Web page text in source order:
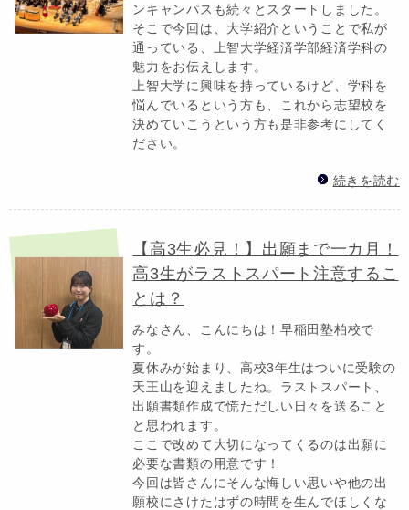
ンキャンパスも続々とスタートしました。
そこで今回は、大学紹介ということで私が
通っている、上智大学経済学部経済学科の
魅力をお伝えします。
上智大学に興味を持っているけど、学科を
悩んでいるという方も、これから志望校を
決めていこうという方も是非参考にしてく
ださい。
続きを読む
【高3生必見！】出願まで一カ月！
高3生がラストスパート注意するこ
とは？
みなさん、こんにちは！早稲田塾柏校で
す。
夏休みが始まり、高校3年生はついに受験の
天王山を迎えましたね。ラストスパート、
出願書類作成で慌ただしい日々を送ること
と思われます。
ここで改めて大切になってくるのは出願に
必要な書類の用意です！
今回は皆さんにそんな悔しい思いや他の出
願校にさけたはずの時間を生んでほしくな